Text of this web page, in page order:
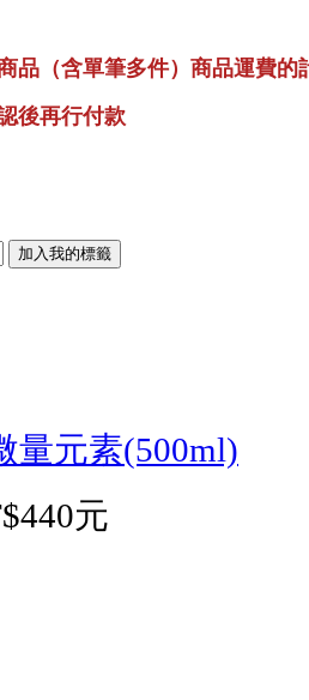
品（含單筆多件）商品運費的
後再行付款
量元素(500ml)
元